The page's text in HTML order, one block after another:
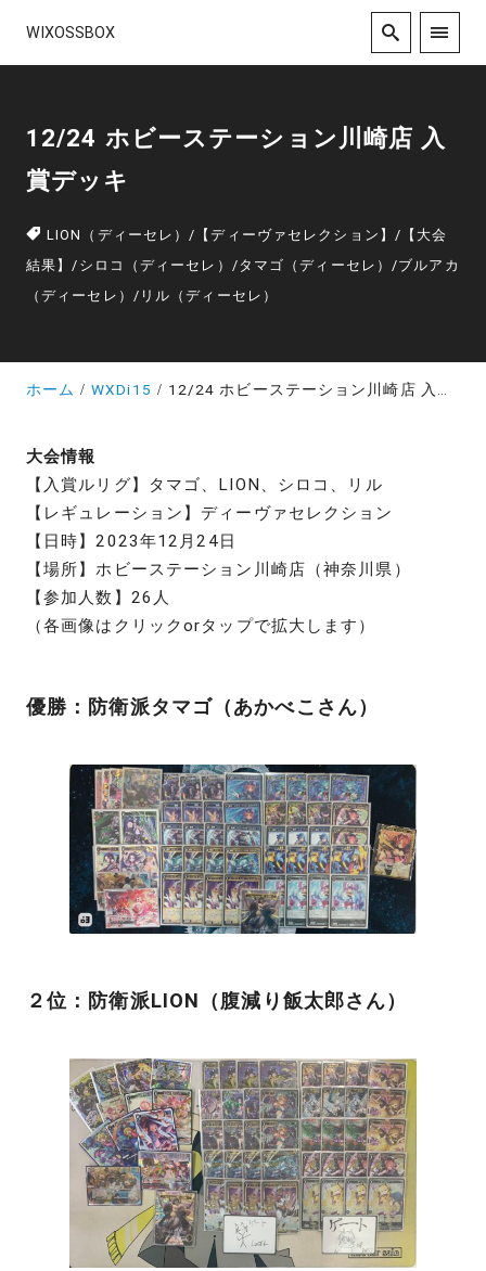
WIXOSSBOX
12/24 ホビーステーション川崎店 入
賞デッキ
LION（ディーセレ）/ 【ディーヴァセレクション】 / 【大会
結果】/ シロコ（ディーセレ） /タマゴ（ディーセレ）/ブルアカ
（ディーセレ） / リル（ディーセレ）
ホーム WXDi15 12/24 ホビーステーション川崎店 入賞デッキ
大会情報
【入賞ルリグ】タマゴ、LION、シロコ、リル
【レギュレーション】ディーヴァセレクション
【日時】2023年12月24日
【場所】ホビーステーション川崎店（神奈川県）
【参加人数】26人
（各画像はクリックorタップで拡大します）
優勝：防衛派タマゴ（あかべこさん）
２位：防衛派LION（腹減り飯太郎さん）